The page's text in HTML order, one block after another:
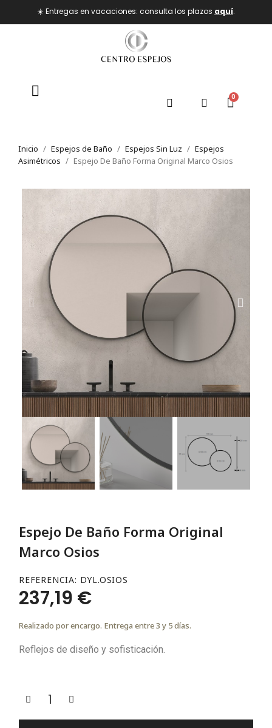
☀️ Entregas en vacaciones: consulta los plazos aquí.
Inicio Espejos de Baño Espejos Sin Luz
Espejos
Asimétricos
Espejo De Baño Forma Original Marco Osios
Espejo De Baño Forma Original
Marco Osios
REFERENCIA DYL.OSIOS
237,19 €
Realizado por encargo. Entrega entre 3 y 5 días.
Reflejos de diseño y sofisticación.